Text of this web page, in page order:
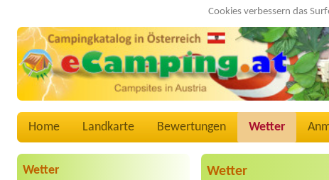
Cookies verbessern das
Home Landkarte Bewertungen Wetter
Wetter Wetter